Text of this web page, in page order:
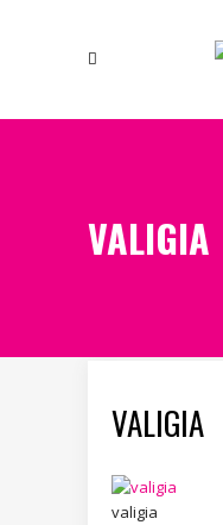
VALIGIA
VALIGIA
valigia